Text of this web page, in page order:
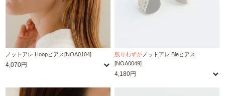
ノットアレ Hoopピアス[NOA0104]
4,070円
残りわずか ノットアレ Bieピアス
[NOA0049]
4,180円